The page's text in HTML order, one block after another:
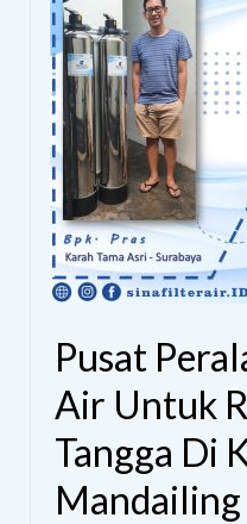
Pusat
Air Untuk
Tangga Di